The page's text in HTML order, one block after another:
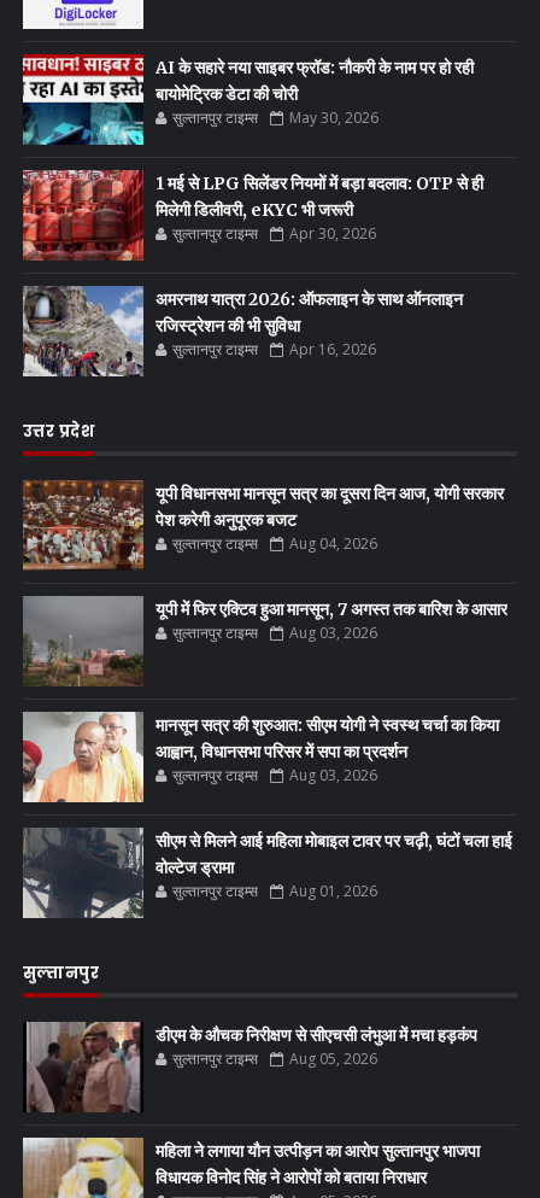
AI के सहारे नया साइबर फ्रॉड: नौकरी के नाम पर हो रही
बायोमेट्रिक डेटा की चोरी
सुल्तानपुर टाइम्स May 30, 2026
1 मई से LPG सिलेंडर नियमों में बड़ा बदलाव: OTP से ही
मिलेगी डिलीवरी, eKYC भी जरूरी
सुल्तानपुर टाइम्स Apr 30, 2026
अमरनाथ यात्रा 2026: ऑफलाइन के साथ ऑनलाइन
रजिस्ट्रेशन की भी सुविधा
सुल्तानपुर टाइम्स Apr 16, 2026
उत्तर प्रदेश
यूपी विधानसभा मानसून सत्र का दूसरा दिन आज, योगी सरकार
पेश करेगी अनुपूरक बजट
सुल्तानपुर टाइम्स Aug 04, 2026
यूपी में फिर एक्टिव हुआ मानसून, 7 अगस्त तक बारिश के आसार
सुल्तानपुर टाइम्स Aug 03, 2026
मानसून सत्र की शुरुआत: सीएम योगी ने स्वस्थ चर्चा का किया
आह्वान, विधानसभा परिसर में सपा का प्रदर्शन
सुल्तानपुर टाइम्स Aug 03, 2026
सीएम से मिलने आई महिला मोबाइल टावर पर चढ़ी, घंटों चला हाई
वोल्टेज ड्रामा
सुल्तानपुर टाइम्स Aug 01, 2026
सुल्तानपुर
डीएम के औचक निरीक्षण से सीएचसी लंभुआ में मचा हड़कंप
सुल्तानपुर टाइम्स Aug 05, 2026
महिला ने लगाया यौन उत्पीड़न का आरोप सुल्तानपुर भाजपा
विधायक विनोद सिंह ने आरोपों को बताया निराधार